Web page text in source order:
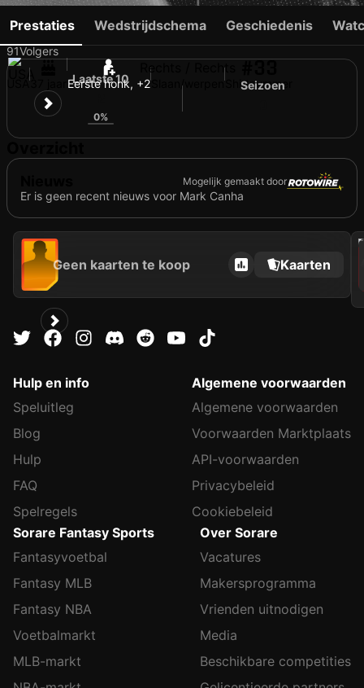
MARK CANHA
91Volgers
Eerste honk, +2
Rechts / Rechts
Slaan/werpen Shirtnummer
Prestaties Wedstrijdschema Geschiedenis
Laatste 10
0%
Seizoen
Mogelijk gemaakt door
Er is geen recent nieuws voor Mark Canha
Geen kaarten te koop Kaarten
2022
Hulp en info
Speluitleg
Blog
Hulp
FAQ
Spelregels
Algemene voorwaarden
Algemene voorwaarden
Voorwaarden Marktplaats
API-voorwaarden
Privacybeleid
Cookiebeleid
Sorare Fantasy Sports
Fantasyvoetbal
Fantasy MLB
Fantasy NBA
Voetbalmarkt
MLB-markt
Over Sorare
Vacatures
Makersprogramma
Vrienden uitnodigen
Media
Beschikbare competities